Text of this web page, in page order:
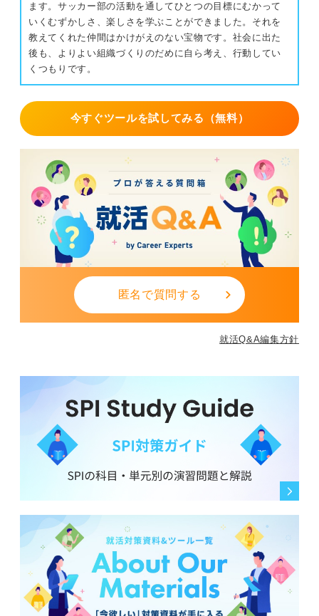
ます。サッカー部の活動を通してひとつの目標にむかって
いくむずかしさ、楽しさを学ぶことができました。それを
教えてくれた仲間はかけがえのない宝物です。社会に出た
後も、よりよい組織づくりのだめに自ら考え、行動してい
くつもりです。
今すぐツールを試してみる（無料）
匿名で質問する
就活Q&A編集方針